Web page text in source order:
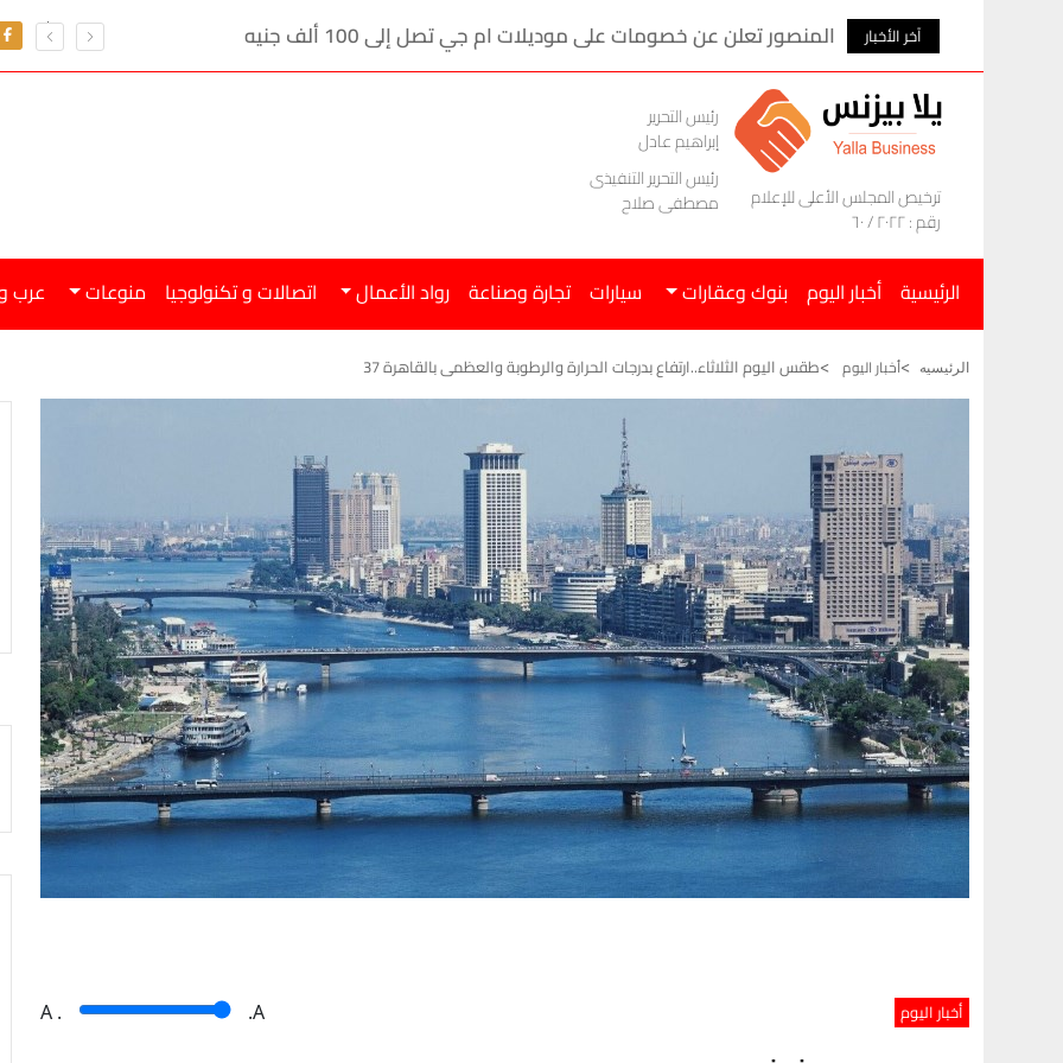
آخر الأخبار المنصور تعلن عن خصومات على موديلات ام جي تصل إلى 100 ألف جنيه
ترخيص المجلس الأعلى للإعلام
رقم : ٢٠٢٢ / ٦٠
رئيس التحرير
إبراهيم عادل
رئيس التحرير التنفيذى
مصطفى صلاح
الرئيسية أخبار اليوم بنوك وعقارات سيارات تجارة وصناعة رواد الأعمال اتصالات و تكنولوجيا منوعات عرب
الرئيسيه أخبار اليوم طقس اليوم الثلاثاء..ارتفاع بدرجات الحرارة والرطوبة والعظمى بالقاهرة 37
أخبار اليوم A . .A